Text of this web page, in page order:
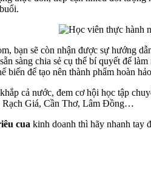
bạn sẽ còn nhận được sự hướng
sàng chia sẻ cụ thể bí quyết để
biến để tạo nên thành phẩm hoàn
cả nước, đem cơ hội học tập
Giá, Cần Thơ, Lâm Đồng…
cua kinh doanh thì hãy nhanh tay